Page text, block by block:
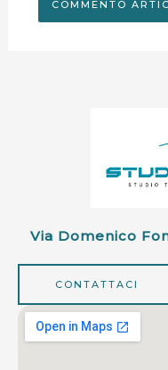
Via Domenico
CONTATTACI